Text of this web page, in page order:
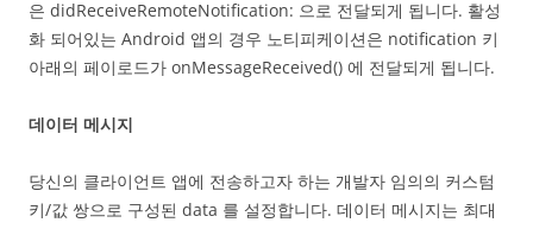
은 didReceiveRemoteNotification: 으로 전달되게 됩니다. 활성
화 되어있는 Android 앱의 경우 노티피케이션은 notification 키
아래의 페이로드가 onMessageReceived() 에 전달되게 됩니다.
데이터 메시지
당신의 클라이언트 앱에 전송하고자 하는 개발자 임의의 커스텀
키/값 쌍으로 구성된 data 를 설정합니다. 데이터 메시지는 최대